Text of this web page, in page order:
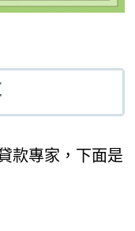
款專家，下面是